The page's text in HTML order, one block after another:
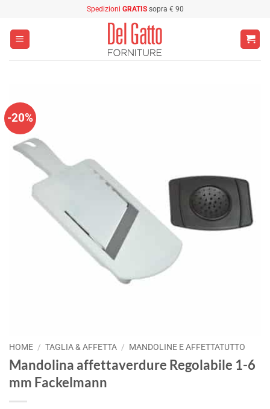
contenuti
Spedizioni GRATISsopra € 90
-20%
HOME / TAGLIA & AFFETTA / MANDOLINE E AFFETTATUTTO
Mandolina affettaverdure Regolabile 1-6
mm Fackelmann